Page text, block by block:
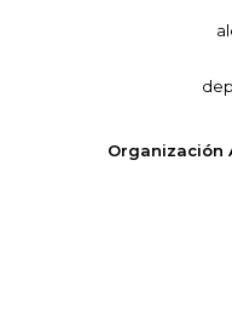
Organización